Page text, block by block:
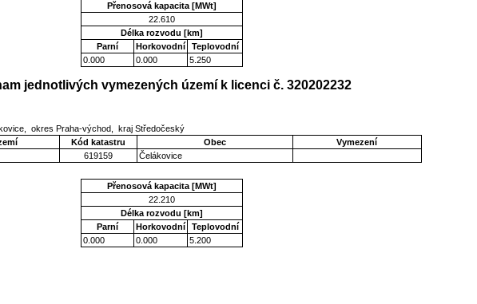
Přenosová kapacita [MWt]
22.610
Délka rozvodu [km]
Parní
Horkovodní
Teplovodní
0.000
0.000 5.250
jednotlivých vymezených území k licenci č. 320202232
okres Praha-východ, kraj Středočeský
Kód katastru Obec
Vymezení
619159 Čelákovice
Přenosová kapacita [MWt]
22.210
Délka rozvodu [km]
Parní
Horkovodní
Teplovodní
0.000
0.000 5.200